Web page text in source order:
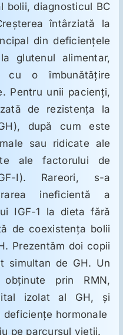
bolii, diagnosticul BC
întârziată la
din deficienţele
glutenul alimentar,
cu o îmbunătăţire
Pentru unii pacienţi,
de rezistenţa la
după cum este
sau ridicate ale
ale factorului de
I). Rareori, s-a
ineficientă a
IGF-1 la dieta fără
de coexistenţa bolii
Prezentăm doi copii
simultan de GH. Un
prin RMN,
izolat al GH, şi
hormonale
pe parcursul vieţii.